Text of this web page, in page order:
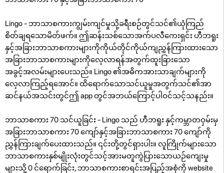
Lingo - ဘာသာစကားကျွမ်းကျင်မှုသို့ခရီးစဉ်တွင်သင်၏ယုံကြည်
စိတ်ချရသောမိတ်ဖက်။ ဤဆန်းသစ်သောအက်ပလီကေးရှင်း ဟီဘရူး
နှင့်အခြားဘာသာစကားများကိုကိုယ်တိုင်ကိုယ်ကျညွှန်ကြားထားသော
အခြားဘာသာစကားများကိုလေ့လာရန်အတွက်ထူးခြားသော
အခွင့်အလမ်းများပေးသည်။ Lingo ၏အဓိကအားသာချက်များကို
လေ့လာကြည့်ရအောင်။ ထိရောက်သောသင်ယူမှုအတွက်သင်၏အာ
ဆင်နယ်အသင်းတွင်ဤ app တွင်အဘယ်ကြောင့်ပါဝင်သင့်သနည်း။
ဘာသာစကား 70 သင်ယူခြင်း - Lingo သည် ဟီဘရူး နှင့်ကမ္ဘာတဝှမ်းမှ
အခြားဘာသာစကား 70 ကျော်နှင့်အခြားဘာသာစကား 70 ကျော်ကို
ညွှန်ကြားချက်ပေးထားသည်။ ၎င်းတို့တွင်ရှားပါး။ လူကြိုက်များသော
ဘာသာစကားနှစ်မျိုးလုံးတွင်သင့်အားမတူကွဲပြားသောယဉ်ကျေးမှု
များသို့ 0 င်ရောက်ခြင်း, ဘာသာစကားစာရင်းအပြည့်အစုံကို website